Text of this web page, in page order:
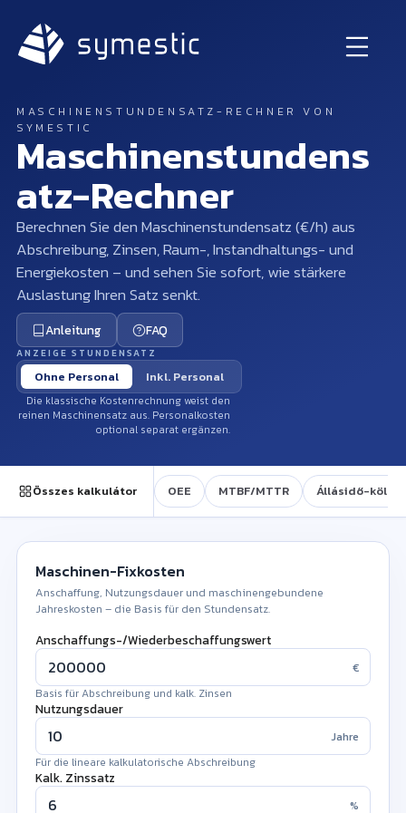
MASCHINENSTUNDENSATZ-RECHNER VON
SYMESTIC
Maschinenstundens
atz-Rechner
Berechnen Sie den Maschinenstundensatz (€/h) aus
Abschreibung, Zinsen, Raum-, Instandhaltungs- und
Energiekosten – und sehen Sie sofort, wie stärkere
Auslastung Ihren Satz senkt.
Anleitung FAQ
ANZEIGE STUNDENSATZ
Ohne Personal Inkl. Personal
Die klassische Kostenrechnung weist den
reinen Maschinensatz aus. Personalkosten
optional separat ergänzen.
Összes kalkulátor OEE MTBF/MTTR Állásidő-
Maschinen-Fixkosten
Anschaffung, Nutzungsdauer und maschinengebundene
Jahreskosten – die Basis für den Stundensatz.
Anschaffungs-/Wiederbeschaffungswert
€
Basis für Abschreibung und kalk. Zinsen
Nutzungsdauer
Jahre
!
Für die lineare kalkulatorische Abschreibung
Kalk. Zinssatz
%